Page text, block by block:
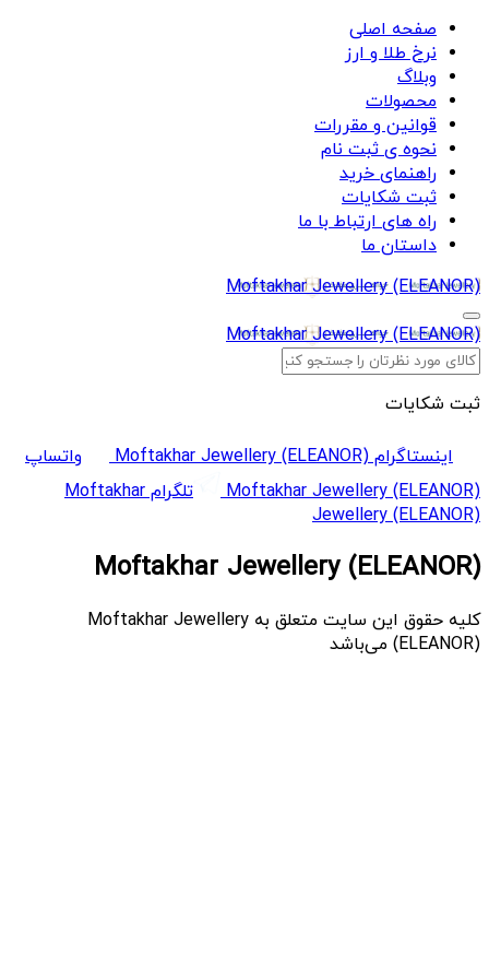
صفحه اصلی
نرخ طلا و ارز
وبلاگ
محصولات
قوانین و مقررات
نحوه ی ثبت نام
راهنمای خرید
ثبت شکایات
راه های ارتباط با ما
داستان ما
Moftakhar Jewellery (ELEANOR)
Moftakhar Jewellery (ELEANOR)
ثبت شکایات
اینستاگرام Moftakhar Jewellery (ELEANOR)
واتساپ
Moftakhar Jewellery (ELEANOR)
تلگرام Moftakhar
Jewellery (ELEANOR)
Moftakhar Jewellery (ELEANOR)
کلیه حقوق این سایت متعلق به Moftakhar Jewellery
(ELEANOR) می‌باشد